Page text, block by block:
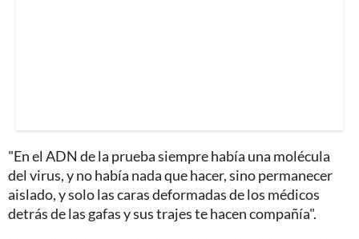
"En el ADN de la prueba siempre había una molécula
del virus, y no había nada que hacer, sino permanecer
aislado, y solo las caras deformadas de los médicos
detrás de las gafas y sus trajes te hacen compañía".